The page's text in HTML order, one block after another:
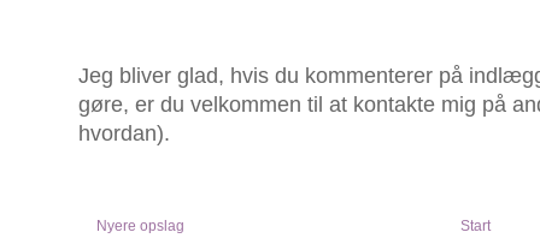
Jeg bliver glad, hvis du kommenterer på
gøre, er du velkommen til at kontakte mig på
hvordan).
Nyere opslag Start